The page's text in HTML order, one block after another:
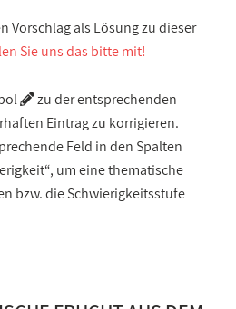
Vorschlag als Lösung zu dieser
Sie uns das bitte mit!
zu der entsprechenden
Eintrag zu korrigieren.
Feld in den Spalten
um eine thematische
bzw. die Schwierigkeitsstufe